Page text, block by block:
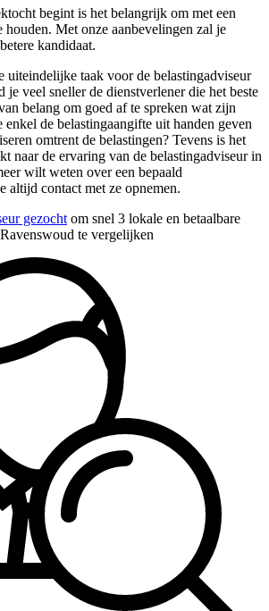
begint is het belangrijk om met een
houden. Met onze aanbevelingen zal je
kandidaat.
uiteindelijke taak voor de belastingadviseur
veel sneller de dienstverlener die het beste
belang om goed af te spreken wat zijn
de belastingaangifte uit handen geven
omtrent de belastingen? Tevens is het
naar de ervaring van de belastingadviseur in
wilt weten over een bepaald
altijd contact met ze opnemen.
gezocht om snel 3 lokale en betaalbare
te vergelijken